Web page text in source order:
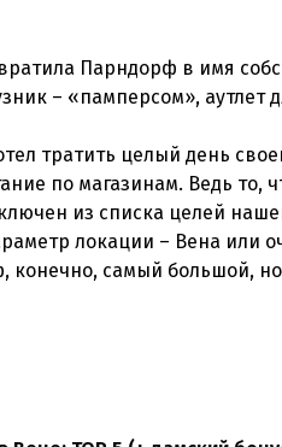
Парндорф в имя
– «памперсом»,
тратить целый день
по магазинам. Ведь
из списка целей
локации – Вена или
конечно, самый большой,